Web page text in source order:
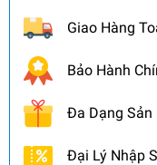
Giao Hàng
Bảo Hành
Đa Dạng Sản
Đại Lý Nhập